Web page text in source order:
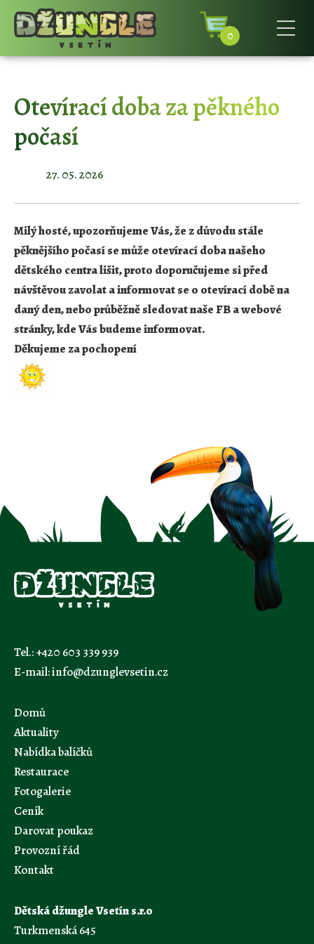
0
Otevírací doba za pěkného
počasí
27. 05. 2026
Milý hosté, upozorňujeme Vás, že z důvodu stále
pěknějšího počasí se může otevírací doba našeho
dětského centra lišit, proto doporučujeme si před
návštěvou zavolat a informovat se o otevírací době na
daný den, nebo průběžně sledovat naše FB a webové
stránky, kde Vás budeme informovat.
Děkujeme za pochopení
Dětská džungle Vsetín s.r.o
Turkmenská 645
Tel.:+420 603 339 939
E-mail:info@dzunglevsetin.cz
Domů
Aktuality
Nabídka balíčků
Restaurace
Fotogalerie
Ceník
Darovat poukaz
Provozní řád
Kontakt